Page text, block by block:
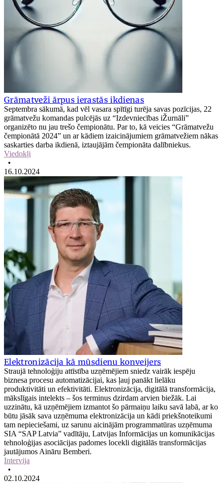
Grāmatveži ārpus ierastās ikdienas
Septembra sākumā, kad vēl vasara spītīgi turēja savas pozīcijas, 22
grāmatvežu komandas pulcējās uz “Izdevniecības iŽurnāli”
organizēto nu jau trešo čempionātu. Par to, kā veicies “Grāmatvežu
čempionātā 2024” un ar kādiem izaicinājumiem grāmatvežiem nākas
saskarties darba ikdienā, iztaujājām čempionāta dalībniekus.
Viedokļi
•
16.10.2024
Elektronizācija kā mūsdienu konveijers
Straujā tehnoloģiju attīstība uzņēmējiem sniedz vairāk iespēju
biznesa procesu automatizācijai, kas ļauj panākt lielāku
produktivitāti un efektivitāti. Elektronizācija, digitālā transformācija,
mākslīgais intelekts – šos terminus dzirdam arvien biežāk. Lai
uzzinātu, kā uzņēmējiem izmantot šo pārmaiņu laiku savā labā, ar ko
būtu jāsāk sava uzņēmuma elektronizācija un kādi priekšnoteikumi
tam nepieciešami, uz sarunu aicinājām programmatūras uzņēmuma
SIA “SAP Latvia” vadītāju, Latvijas Informācijas un komunikācijas
tehnoloģijas asociācijas padomes locekli digitālās transformācijas
jautājumos Aināru Bemberi.
Intervija
•
02.10.2024